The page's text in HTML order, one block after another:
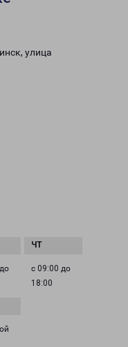
улица
с 09:00 до
18:00